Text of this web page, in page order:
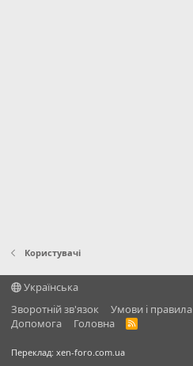
Користувачі
Українська
Зворотній зв'язок
Умови і правила
Дoпoмoга
Головна
R
Переклад: xen-foro.com.ua